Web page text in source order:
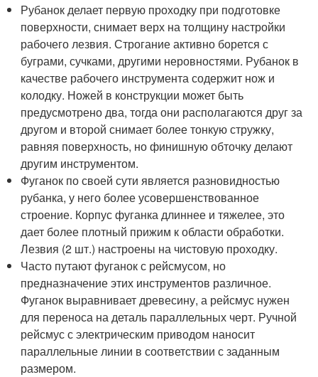
Рубанок делает первую проходку при подготовке
поверхности, снимает верх на толщину настройки
рабочего лезвия. Строгание активно борется с
буграми, сучками, другими неровностями. Рубанок в
качестве рабочего инструмента содержит нож и
колодку. Ножей в конструкции может быть
предусмотрено два, тогда они располагаются друг за
другом и второй снимает более тонкую стружку,
равняя поверхность, но финишную обточку делают
другим инструментом.
Фуганок по своей сути является разновидностью
рубанка, у него более усовершенствованное
строение. Корпус фуганка длиннее и тяжелее, это
дает более плотный прижим к области обработки.
Лезвия (2 шт.) настроены на чистовую проходку.
Часто путают фуганок с рейсмусом, но
предназначение этих инструментов различное.
Фуганок выравнивает древесину, а рейсмус нужен
для переноса на деталь параллельных черт. Ручной
рейсмус с электрическим приводом наносит
параллельные линии в соответствии с заданным
размером.